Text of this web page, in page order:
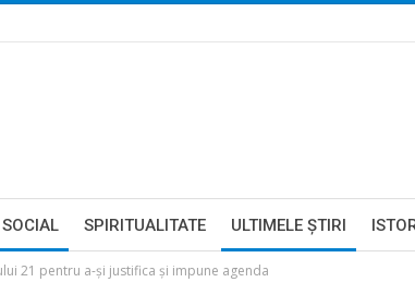
SOCIAL SPIRITUALITATE ULTIMELE ŞTIRI
21 pentru a-și justifica și impune agenda